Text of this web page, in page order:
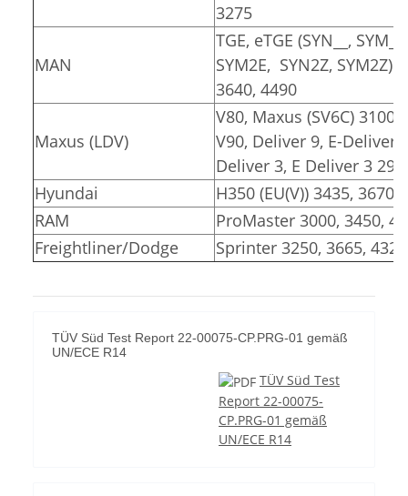
3275
MAN
TGE, eTGE (SYN__,
SYM2E, SYN2Z, SYM2Z)
3640, 4490
Maxus (LDV)
V80, Maxus (SV6C) 3100,
V90, Deliver 9, E-Deliver
Deliver 3, E Deliver 3
Hyundai
H350 (EU(V)) 3435, 3670
RAM
ProMaster 3000, 3450,
Freightliner/Dodge
Sprinter 3250, 3665, 4325
TÜV Süd Test Report 22-00075-CP.PRG-01 gemäß
UN/ECE R14
TÜV Süd Test
Report 22-00075-
CP.PRG-01 gemäß
UN/ECE R14